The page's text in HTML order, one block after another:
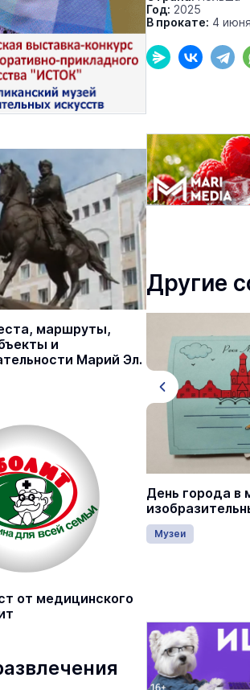
маршруты,
и
Марий Эл.
от медицинского
Год: 2025
В прокате: 4
Другие
Олы 2026
7 августа 00:00
День города в
Музеи